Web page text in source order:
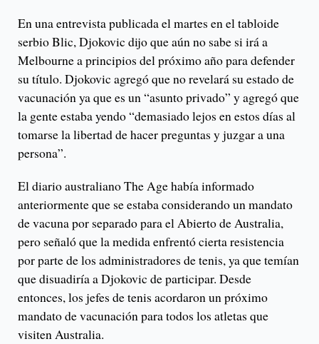
En una entrevista publicada el martes en el tabloide
serbio Blic, Djokovic dijo que aún no sabe si irá a
Melbourne a principios del próximo año para defender
su título. Djokovic agregó que no revelará su estado de
vacunación ya que es un “asunto privado” y agregó que
la gente estaba yendo “demasiado lejos en estos días al
tomarse la libertad de hacer preguntas y juzgar a una
persona”.
El diario australiano The Age había informado
anteriormente que se estaba considerando un mandato
de vacuna por separado para el Abierto de Australia,
pero señaló que la medida enfrentó cierta resistencia
por parte de los administradores de tenis, ya que temían
que disuadiría a Djokovic de participar. Desde
entonces, los jefes de tenis acordaron un próximo
mandato de vacunación para todos los atletas que
visiten Australia.